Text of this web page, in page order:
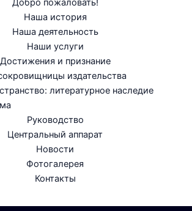
Добро пожаловать!
Наша история
Наша деятельность
Наши услуги
Достижения и признание
издательства
литературное наследие
Руководство
Центральный аппарат
Новости
Фотогалерея
Контакты